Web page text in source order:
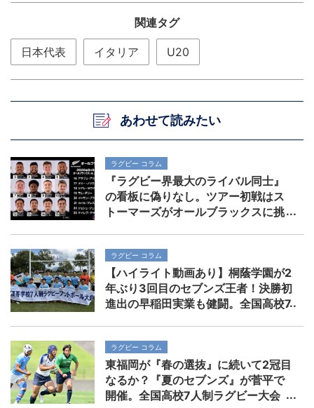
関連タグ
日本代表 イタリア U20
あわせて読みたい
ラグビー コラム
『ラグビー界最大のライバル同士』
の看板に偽りなし。ツアー初戦はス
トーマーズがオールブラックスに挑
ラグビー コラム
【ハイライト動画あり】桐蔭学園が2
年ぶり3回目のセブンズ王者！決勝初
進出の早稲田実業も健闘。全国高校7
ラグビー コラム
東福岡が『春の選抜』に続いて2冠目
なるか？『夏のセブンズ』が菅平で
開催。全国高校7人制ラグビー大会